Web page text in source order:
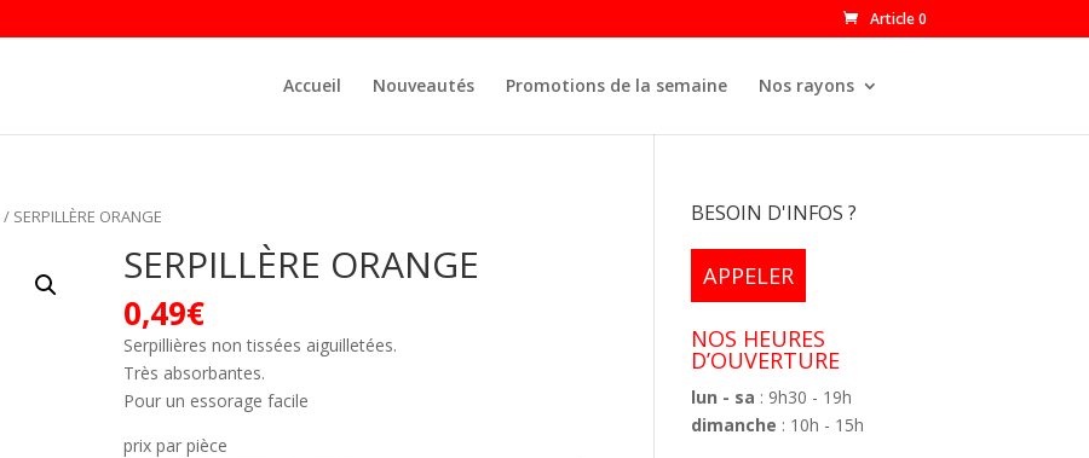
Article 0
Accueil Nouveautés Promotions de la semaine Nos rayons
/ SERPILLÈRE ORANGE
SERPILLÈRE ORANGE
0,49€
Serpillières non tissées aiguilletées.
Très absorbantes.
Pour un essorage facile
prix par pièce
BESOIN D'INFOS ?
APPELER
NOS HEURES
D’OUVERTURE
lun - sa : 9h30 - 19h
dimanche : 10h - 15h